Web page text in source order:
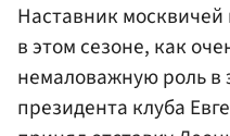
Наставник
в этом сезоне, как
немаловажную роль в
президента клуба